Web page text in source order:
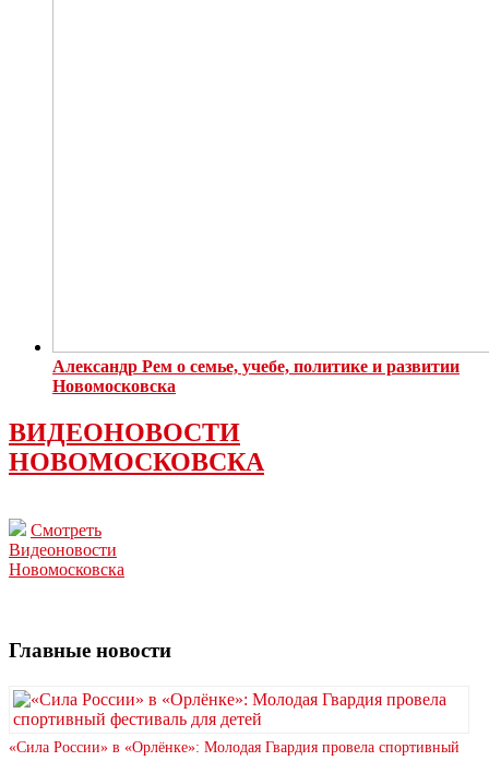
Александр Рем о семье, учебе, политике и развитии
Новомосковска
ВИДЕОНОВОСТИ
НОВОМОСКОВСКА
Смотреть
Видеоновости
Новомосковска
Главные новости
«Сила России» в «Орлёнке»: Молодая Гвардия провела спортивный